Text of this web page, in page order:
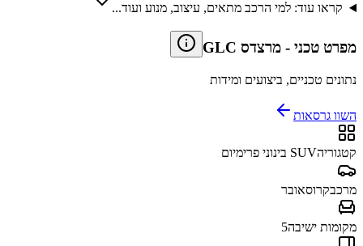
קראו עוד: למי הרכב מתאים, עיצוב, מנוע ועוד...
מפרט טכני - מרצדס GLC
נתונים טכניים, ביצועים ומידות
השוו גרסאות
קטגוריהSUV בינוני פרימיום
מרכבקרוסאובר
מקומות ישיבה5